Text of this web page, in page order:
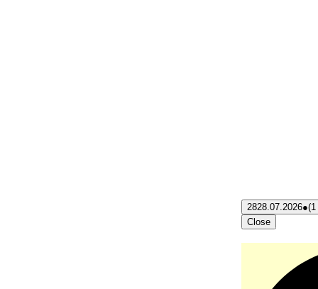
2828.07.2026●(1
Close